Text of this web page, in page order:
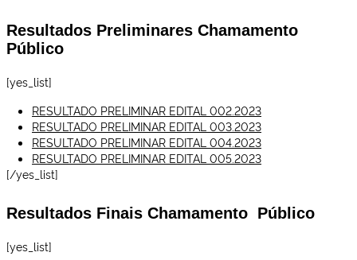
Resultados Preliminares Chamamento
Público
[yes_list]
RESULTADO PRELIMINAR EDITAL 002.2023
RESULTADO PRELIMINAR EDITAL 003.2023
RESULTADO PRELIMINAR EDITAL 004.2023
RESULTADO PRELIMINAR EDITAL 005.2023
[/yes_list]
Resultados Finais Chamamento Público
[yes_list]